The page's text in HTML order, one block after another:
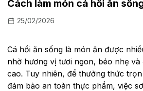
Cách làm món cá hồi ăn
25/02/2026
Cá hồi ăn sống là món ăn được
nhờ hương vị tươi ngon, béo nhẹ và
cao. Tuy nhiên, để thưởng thức
đảm bảo an toàn thực phẩm, việc